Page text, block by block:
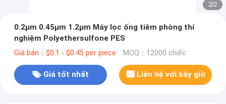
2/2
0.2μm 0.45μm 1.2μm Máy lọc ống tiêm phòng thí
nghiệm Polyethersulfone PES
Giá bán：$0.1 - $0.45 per piece MOQ：12000 chiếc
Giá tốt nhất Liên hệ với bây giờ